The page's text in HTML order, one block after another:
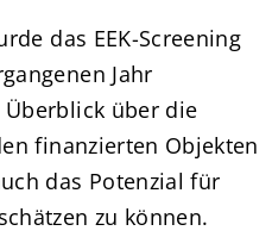
das EEK-Screening
Jahr
über die
finanzierten Objekten
das Potenzial für
zu können.